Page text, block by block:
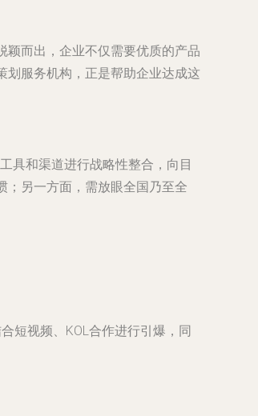
颖而出，企业不仅需要优质的产品
划服务机构，正是帮助企业达成这
具和渠道进行战略性整合，向目
；另一方面，需放眼全国乃至全
短视频、KOL合作进行引爆，同